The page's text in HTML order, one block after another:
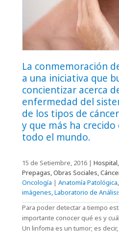
La conmemoración
a una iniciativa que
concientizar acerca
enfermedad del
de los tipos de
y que más ha
todo el mundo.
15 de Setiembre, 2016 |
Prepagas, Obras Sociales,
Oncología | Anatomía Patológica,
imágenes,Laboratorio de
Para poder detectar a tiempo
importante conocer qué es y
Un linfoma es un tumor; es